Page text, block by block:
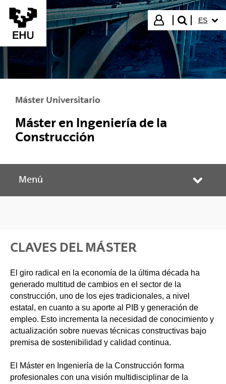
Saltar al contenido principal
Iniciar sesión
buscar"
ES
Máster Universitario
Máster en Ingeniería de la
Construcción
Menú
CLAVES DEL MÁSTER
El giro radical en la economía de la última década ha
generado multitud de cambios en el sector de la
construcción, uno de los ejes tradicionales, a nivel
estatal, en cuanto a su aporte al PIB y generación de
empleo. Esto incrementa la necesidad de conocimiento y
actualización sobre nuevas técnicas constructivas bajo
premisa de sostenibilidad y calidad continua.
El Máster en Ingeniería de la Construcción forma
profesionales con una visión multidisciplinar de la